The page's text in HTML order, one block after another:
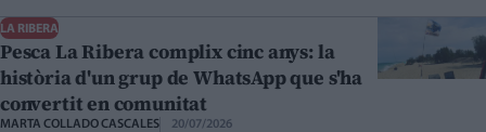
LA RIBERA
Pesca La Ribera complix cinc anys: la
història d'un grup de WhatsApp que s'ha
convertit en comunitat
MARTA COLLADO CASCALES 20/07/2026